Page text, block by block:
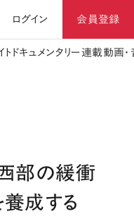
ログイン 会員登録
ト ドキュメンタリー 連載動画
部の緩衝
成する